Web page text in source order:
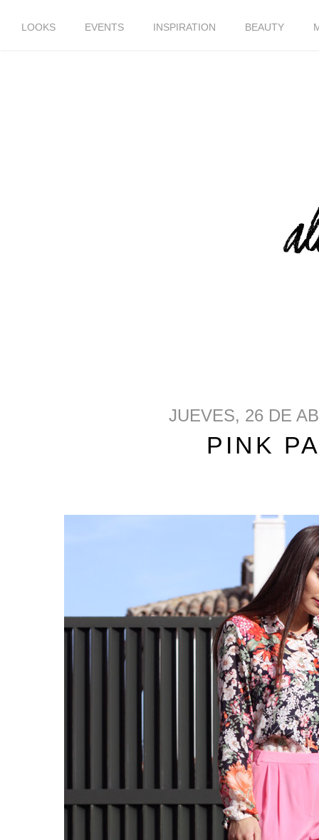
LOOKS EVENTS INSPIRATION BEAUTY
JUEVES, 26 DE
PINK